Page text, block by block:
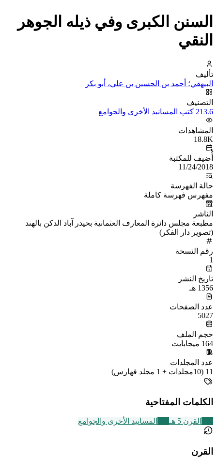
السنن الكبرى وفي ذيله الجوهر
النقي
تأليف
البيهقي؛ أحمد بن الحسين بن علي، أبو بكر
التصنيف
213.6 كتب المسانيد الأخرى والجوامع
المشاهدات
18.8K
أُضيف للمكتبة
11/24/2018
حالة الفهرسة
مفهرس فهرسة كاملة
الناشر
مطبعة مجلس دائرة المعارف العثمانية بحيدر آباد الدكن بالهند
(تصوير دار الفكر)
رقم النسخة
1
تاريخ النشر
1356 هـ
عدد الصفحات
5027
حجم الملف
164 ميجابايت
عدد المجلدات
11 (10مجلدات + 1 مجلد فهارس)
الكلمات المفتاحية
القرن 5 هـ المسانيد الأخرى والجوامع
القرن